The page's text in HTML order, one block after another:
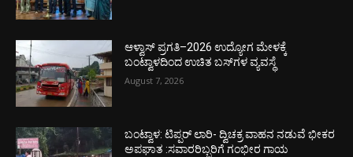
ಆಳ್ವಾಸ್ ಪ್ರಗತಿ–2026 ಉದ್ಯೋಗ ಮೇಳಕ್ಕೆ
ಬಂಟ್ವಾಳದಿಂದ ಉಚಿತ ಬಸ್‌ಗಳ ವ್ಯವಸ್ಥೆ
August 7, 2026
ಬಂಟ್ವಾಳ: ಟಿಪ್ಪರ್ ಲಾರಿ- ದ್ವಿಚಕ್ರ ವಾಹನ ನಡುವೆ ಭೀಕರ
ಅಪಘಾತ :ಸವಾರರಿಬ್ಬರಿಗೆ ಗಂಭೀರ ಗಾಯ